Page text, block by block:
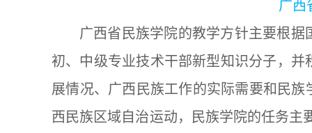
广西
广西省民族学院的教学方针主要根
初、中级专业技术干部新型知识分子，
展情况、广西民族工作的实际需要和民
西民族区域自治运动，民族学院的任务